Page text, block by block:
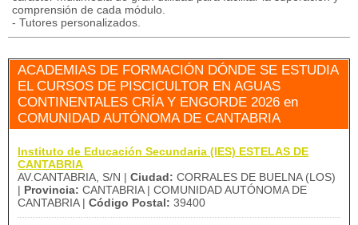
comprensión de cada módulo.
- Tutores personalizados.
ACADEMIAS DE FORMACIÓN DÓNDE SE ESTUDIA
EL CURSOS DE PISCICULTOR EN AGUAS
CONTINENTALES CRÍA Y ENGORDE 2026 en
COMUNIDAD AUTÓNOMA DE CANTABRIA
Instituto de Educación Secundaria (IES) ESTELAS DE
CANTABRIA
AV.CANTABRIA, S/N | Ciudad: CORRALES DE BUELNA (LOS)
| Provincia: CANTABRIA | COMUNIDAD AUTÓNOMA DE
CANTABRIA | Código Postal: 39400